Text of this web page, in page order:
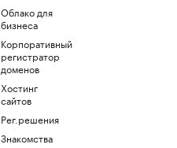
Облако для
бизнеса
Корпоративный
регистратор
доменов
Хостинг
сайтов
Рег.решения
Знакомства